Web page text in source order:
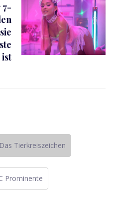
7-
ist
Tierkreiszeichen
Prominente